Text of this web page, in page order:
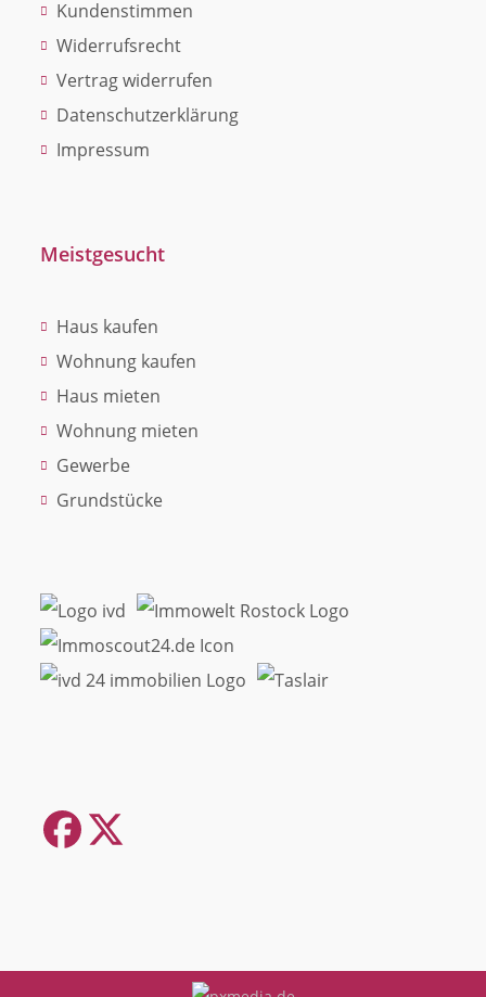
Kundenstimmen
Widerrufsrecht
Vertrag widerrufen
Datenschutzerklärung
Impressum
Meistgesucht
Haus kaufen
Wohnung kaufen
Haus mieten
Wohnung mieten
Gewerbe
Grundstücke
Facebook
Twitter